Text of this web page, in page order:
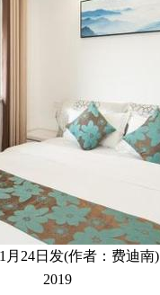
月24日发(作者：费迪南)
2019